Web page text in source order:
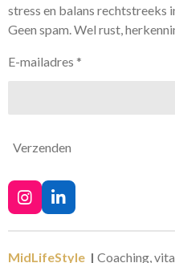
stress en balans rechtstreeks
Geen spam. Wel rust,
E-mailadres *
Verzenden
I
n
s
L
i
n
MidLifeStyle | Coaching,